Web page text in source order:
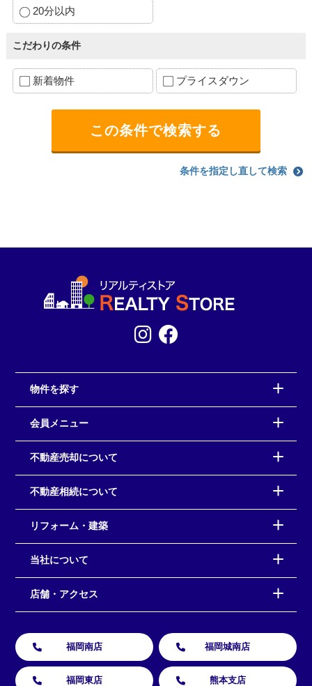
20分以内
こだわりの条件
新着物件 プライスダウン
条件を指定し直して検索
物件を探す
会員メニュー
不動産売却について
不動産相続について
リフォーム・建築
当社について
店舗・アクセス
福岡南店 福岡城南店
福岡東店 熊本支店